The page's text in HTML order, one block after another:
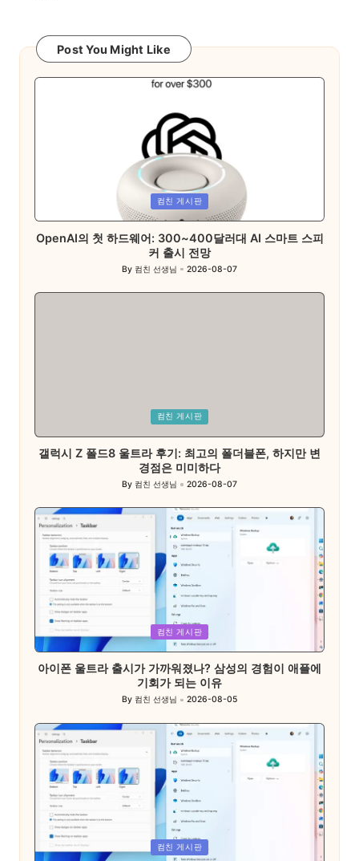
Post You Might Like
컴친 게시판
OpenAI의 첫 하드웨어: 300~400달러대 AI 스마트 스피
커 출시 전망
Posted
By 컴친 선생님 2026-08-07
컴친 게시판
갤럭시 Z 폴드8 울트라 후기: 최고의 폴더블폰, 하지만 변
경점은 미미하다
Posted
By 컴친 선생님 2026-08-07
Posted
in
컴친 게시판
아이폰 울트라 출시가 가까워졌나? 삼성의 경험이 애플에
기회가 되는 이유
Posted
By 컴친 선생님 2026-08-05
Posted
in
컴친 게시판